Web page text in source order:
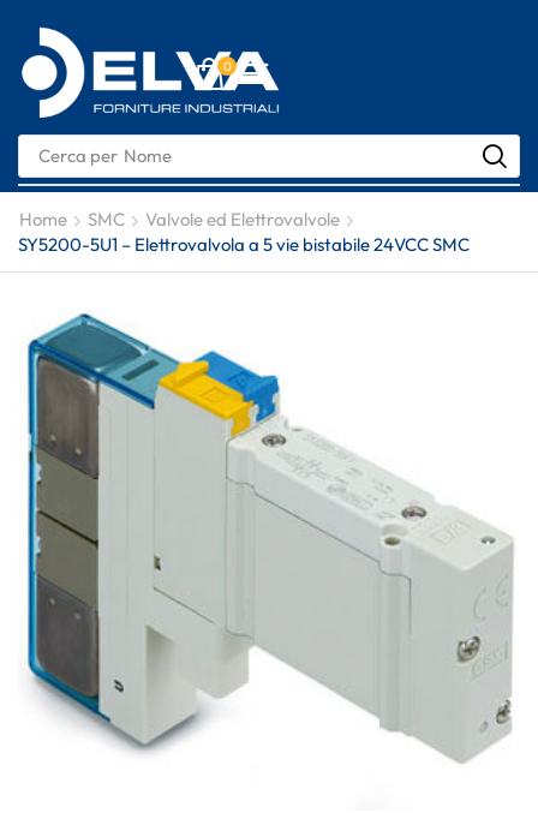
0
Cerca per Nome
Home SMC
Valvole ed Elettrovalvole
SY5200-5U1 – Elettrovalvola a 5 vie bistabile 24VCC SMC